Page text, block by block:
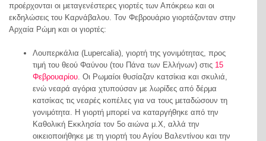
προέρχονται οι μεταγενέστερες γιορτές των Απόκρεω και οι
εκδηλώσεις του Καρνάβαλου. Τον Φεβρουάριο γιορτάζονταν στην
Αρχαία Ρώμη και οι γιορτές:
Λουπερκάλια (Lupercalia), γιορτή της γονιμότητας, προς
τιμή του θεού Φαύνου (του Πάνα των Ελλήνων) στις 15
Φεβρουαρίου. Οι Ρωμαίοι θυσίαζαν κατσίκια και σκυλιά,
ενώ νεαρά αγόρια χτυπούσαν με λωρίδες από δέρμα
κατσίκας τις νεαρές κοπέλες για να τους μεταδώσουν τη
γονιμότητα. Η γιορτή μπορεί να καταργήθηκε από την
Καθολική Εκκλησία τον 5ο αιώνα μ.Χ, αλλά την
οικειοποιήθηκε με τη γιορτή του Αγίου Βαλεντίνου και την